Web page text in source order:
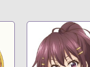
super-hxeros/